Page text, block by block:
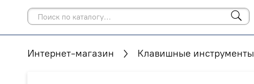
Интернет-магазин Клавишные инструменты